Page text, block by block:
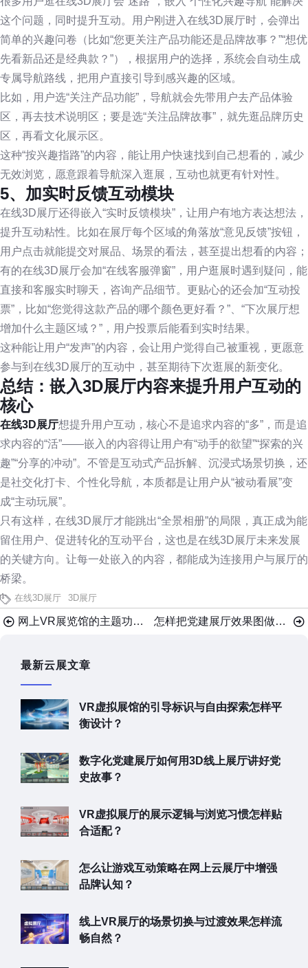
这个问题，同时提升互动。用户刚进入在线3D展厅时，会弹出
简单的兴趣问卷（比如“您更关注产品功能还是品牌故事？”“想优
先看新品还是经典款？”），根据用户的选择，系统会自动生成
专属导航路线，把用户直接引导到感兴趣的区域。
比如，用户选“关注产品功能”，导航就会先带用户去产品体验
区，再去技术说明区；要是选“关注品牌故事”，就先逛品牌历史
区，再看文化展示区。
这种“按兴趣指路”的内容，能让用户快速找到自己想看的，减少
无效浏览，愿意跟着导航深入逛展，互动也就更有针对性。
5、加实时反馈互动模块
在线3D展厅还得嵌入“实时反馈模块”，让用户有地方表达想法，
提升互动粘性。比如在展厅每个区域的角落放“意见反馈”按钮，
用户点击就能提交对展品、场景的看法，甚至提出想看的内容；
有的在线3D展厅会加“在线客服弹窗”，用户逛展时遇到疑问，能
直接和客服实时聊天，咨询产品细节。更贴心的还会加“互动投
票”，比如“您觉得这款产品的哪个颜色更好看？”、“下次展厅想
增加什么主题区域？”，用户投票后能看到实时结果。
这种能让用户“发声”的内容，会让用户觉得自己被重视，更愿意
参与到在线3D展厅的互动中，甚至期待下次逛展的新变化。
总结：嵌入3D展厅内容来提升用户互动的
核心
在线3D展厅想提升用户互动，核心不是追求内容的“多”，而是追
求内容的“活”——嵌入的内容得让用户有“动手的欲望”“探索的兴
趣”“分享的冲动”。不管是互动式产品拆解、沉浸式场景切换，还
是社交化打卡、个性化导航，本质都是让用户从“被动看展”变
成“主动玩展”。
只有这样，在线3D展厅才能跳出“全景相册”的局限，真正成为能
留住用户、促进转化的互动平台，这也是在线3D展厅未来发展
的关键方向。让每一处嵌入的内容，都能成为连接用户与展厅的
桥梁。
在线3D展厅 3D展厅
网上VR展览馆的主题功能布局介绍，四大核心模块 怎样把党建展厅效果图做成VR智慧党建线上展厅？
最新云展文章
VR虚拟展馆的引导标识与自由探索怎样平
衡设计？
数字化党建展厅如何用3D线上展厅讲好党
史故事？
VR虚拟展厅的展示逻辑与浏览习惯怎样贴
合适配？
怎么让游戏互动策略在网上云展厅中增强
品牌认知？
线上VR展厅的场景切换与过渡效果怎样流
畅自然？